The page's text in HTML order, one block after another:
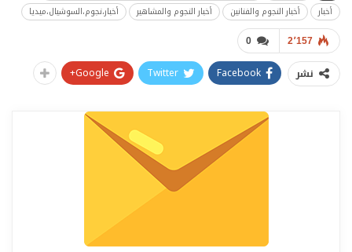
أخبار
أخبار النجوم والفنانين أخبار النجوم والمشاهير أخبار،نجوم،السوشيال،ميديا
0 2٬157
نشر Facebook
Twitter
Google+